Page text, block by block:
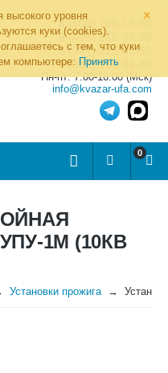
×
высокого уровня
куки (cookies).
с тем, что куки
компьютере: Принять
8 (800) 700-19-50
8 (495) 255-77-08
8 (347) 225-00-52
8 (986) 963-95-80
Пн-пт: 7.00-16.00 (Мск)
info@kvazar-ufa.com
0
1М (10КВ
Установки прожига